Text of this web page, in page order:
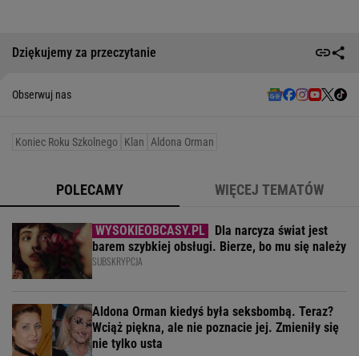
Dziękujemy za przeczytanie
Obserwuj nas
Koniec Roku Szkolnego Klan Aldona Orman
POLECAMY WIĘCEJ TEMATÓW
Dla narcyza świat jest
barem szybkiej obsługi. Bierze, bo mu się należy
SUBSKRYPCJA
Aldona Orman kiedyś była seksbombą. Teraz?
Wciąż piękna, ale nie poznacie jej. Zmieniły się
nie tylko usta